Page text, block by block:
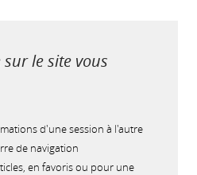
le site vous
d'une session à l'autre
de navigation
en favoris ou pour une